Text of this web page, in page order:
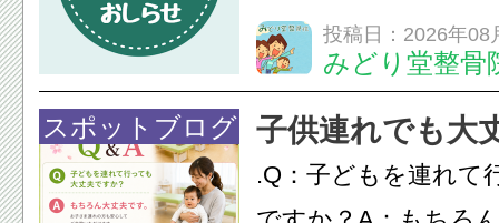
の営業日・休診日を
投稿日：2026年08
みどり堂整骨
スポットブログ 子供連れでも大
.Q：子どもを連れて